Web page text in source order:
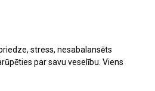
stress, nesabalansēts
par savu veselību. Viens
varat iegādāties rūpīgi